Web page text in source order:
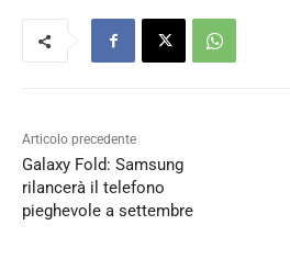
Articolo precedente
Galaxy Fold: Samsung
rilancerà il telefono
pieghevole a settembre